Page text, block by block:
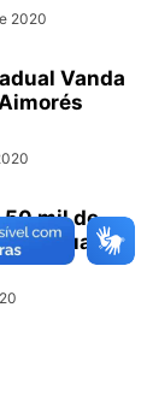
2020
Vanda
50 mil de
Estadual